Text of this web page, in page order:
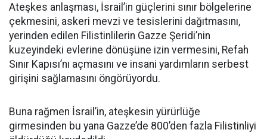
Ateşkes anlaşması, İsrail’in güçlerini sınır bölgelerine
çekmesini, askeri mevzi ve tesislerini dağıtmasını,
yerinden edilen Filistinlilerin Gazze Şeridi’nin
kuzeyindeki evlerine dönüşüne izin vermesini, Refah
Sınır Kapısı’nı açmasını ve insani yardımların serbest
girişini sağlamasını öngörüyordu.
Buna rağmen İsrail’in, ateşkesin yürürlüğe
girmesinden bu yana Gazze’de 800’den fazla Filistinliyi